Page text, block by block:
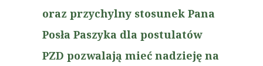
oraz przychylny stosunek Pana
Posła Paszyka dla postulatów
PZD pozwalają mieć nadzieję na